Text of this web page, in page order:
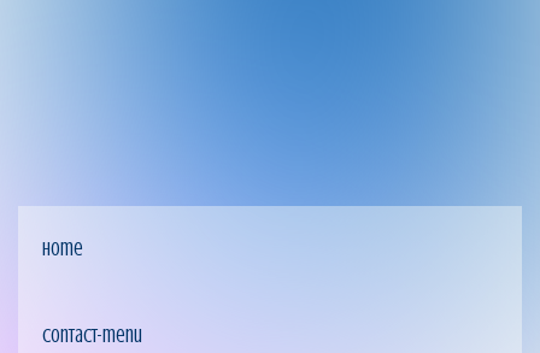
home
contact-menu